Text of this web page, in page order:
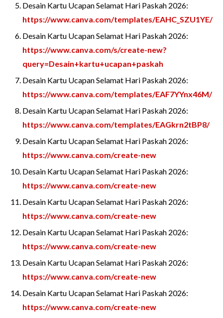
Desain Kartu Ucapan Selamat Hari Paskah 2026:
https://www.canva.com/templates/EAHC_SZU1YE/
Desain Kartu Ucapan Selamat Hari Paskah 2026:
https://www.canva.com/s/create-new?
query=Desain+kartu+ucapan+paskah
Desain Kartu Ucapan Selamat Hari Paskah 2026:
https://www.canva.com/templates/EAF7YYnx46M/
Desain Kartu Ucapan Selamat Hari Paskah 2026:
https://www.canva.com/templates/EAGkrn2tBP8/
Desain Kartu Ucapan Selamat Hari Paskah 2026:
https://www.canva.com/create-new
Desain Kartu Ucapan Selamat Hari Paskah 2026:
https://www.canva.com/create-new
Desain Kartu Ucapan Selamat Hari Paskah 2026:
https://www.canva.com/create-new
Desain Kartu Ucapan Selamat Hari Paskah 2026:
https://www.canva.com/create-new
Desain Kartu Ucapan Selamat Hari Paskah 2026:
https://www.canva.com/create-new
Desain Kartu Ucapan Selamat Hari Paskah 2026:
https://www.canva.com/create-new